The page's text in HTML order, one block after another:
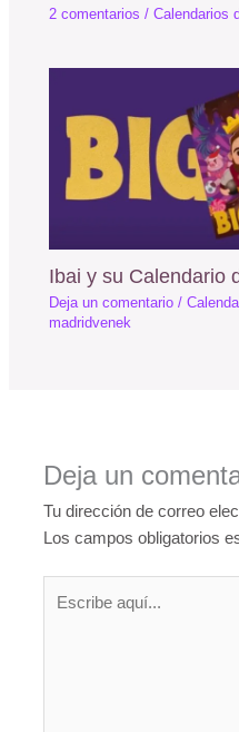
2 comentarios /Calendarios
Ibai y su Calendario
Deja un comentario /
madridvenek
Deja un
Tu dirección de correo
Los campos obligatorios